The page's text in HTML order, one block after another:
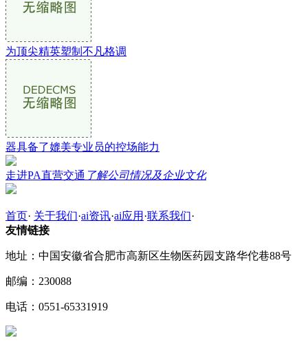
为顶尖精英塑制不凡格调
器具备了媲美专业员的控场能力
走进PA直营交通 了解公司情况及企业文化
首页· 关于我们·ai资讯·ai应用 ·联系我们·
友情链接
地址：中国安徽省合肥市高新区生物医药园支路华佗巷88号
邮编：230088
电话：0551-65331919